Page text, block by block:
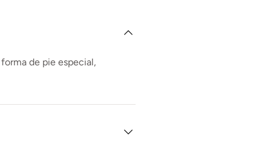
de pie especial,